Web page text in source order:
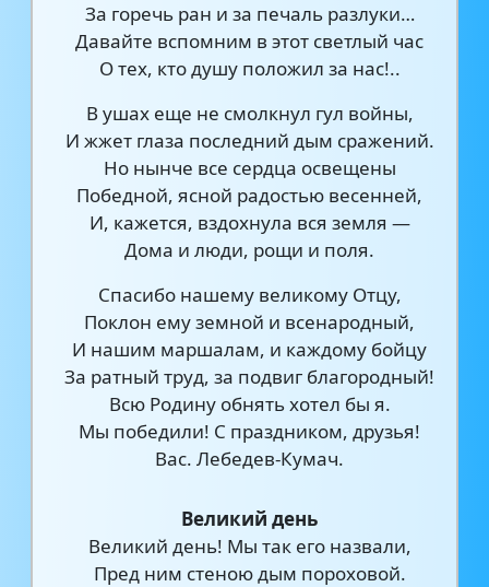
За горечь ран и за печаль разлуки…
Давайте вспомним в этот светлый час
О тех, кто душу положил за нас!..
В ушах еще не смолкнул гул войны,
И жжет глаза последний дым сражений.
Но нынче все сердца освещены
Победной, ясной радостью весенней,
И, кажется, вздохнула вся земля —
Дома и люди, рощи и поля.
Спасибо нашему великому Отцу,
Поклон ему земной и всенародный,
И нашим маршалам, и каждому бойцу
За ратный труд, за подвиг благородный!
Всю Родину обнять хотел бы я.
Мы победили! С праздником, друзья!
Вас. Лебедев-Кумач.
Великий день
Великий день! Мы так его назвали,
Пред ним стеною дым пороховой.